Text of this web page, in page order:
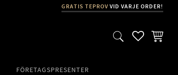
GRATIS TEPROVVID VARJE ORDER!
FAVORITER
FÖRETAGSPRESENTER